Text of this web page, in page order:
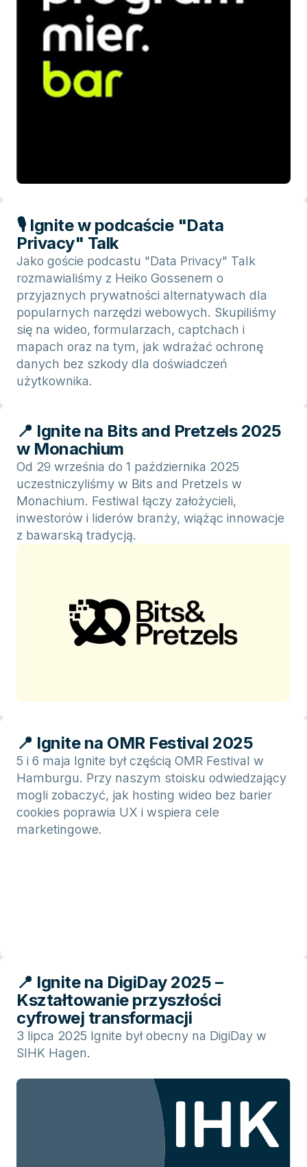
🎙 Ignite w podcaście "Data
Privacy" Talk
Jako goście podcastu "Data Privacy" Talk
rozmawialiśmy z Heiko Gossenem o
przyjaznych prywatności alternatywach dla
popularnych narzędzi webowych. Skupiliśmy
się na wideo, formularzach, captchach i
mapach oraz na tym, jak wdrażać ochronę
danych bez szkody dla doświadczeń
użytkownika.
📍 Ignite na Bits and Pretzels 2025
w Monachium
Od 29 września do 1 października 2025
uczestniczyliśmy w Bits and Pretzels w
Monachium. Festiwal łączy założycieli,
inwestorów i liderów branży, wiążąc innowacje
z bawarską tradycją.
📍 Ignite na OMR Festival 2025
5 i 6 maja Ignite był częścią OMR Festival w
Hamburgu. Przy naszym stoisku odwiedzający
mogli zobaczyć, jak hosting wideo bez barier
cookies poprawia UX i wspiera cele
marketingowe.
📍 Ignite na DigiDay 2025 –
Kształtowanie przyszłości
cyfrowej transformacji
3 lipca 2025 Ignite był obecny na DigiDay w
SIHK Hagen.